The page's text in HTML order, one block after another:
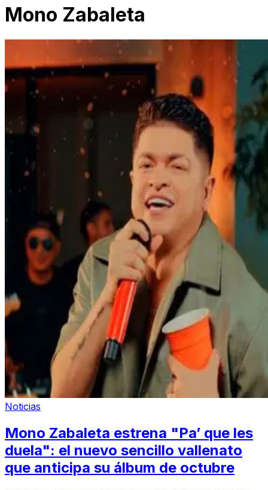
Mono Zabaleta
Noticias
Mono Zabaleta estrena "Pa’ que les
duela": el nuevo sencillo vallenato
que anticipa su álbum de octubre